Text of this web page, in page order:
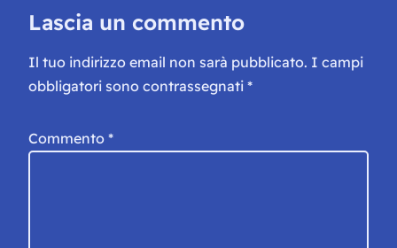
Lascia un commento
Il tuo indirizzo email non sarà pubblicato. I campi
obbligatori sono contrassegnati *
Commento *